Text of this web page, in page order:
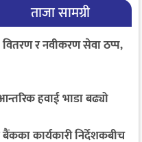
ताजा सामग्री
र नवीकरण सेवा ठप्प,
हवाई भाडा बढ्यो
बैंकका कार्यकारी निर्देशकबीच